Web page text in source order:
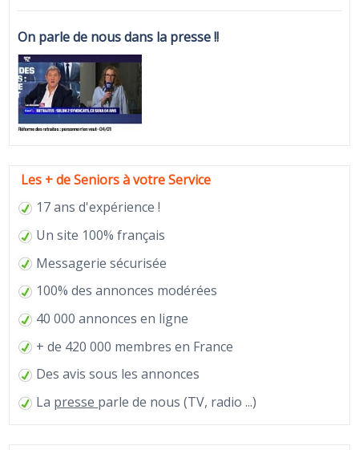
On parle de nous dans la presse !!
Les + de Seniors à votre Service
17 ans d'expérience !
Un site 100% français
Messagerie sécurisée
100% des annonces modérées
40 000 annonces en ligne
+ de 420 000 membres en France
Des avis sous les annonces
La presse parle de nous (TV, radio ...)